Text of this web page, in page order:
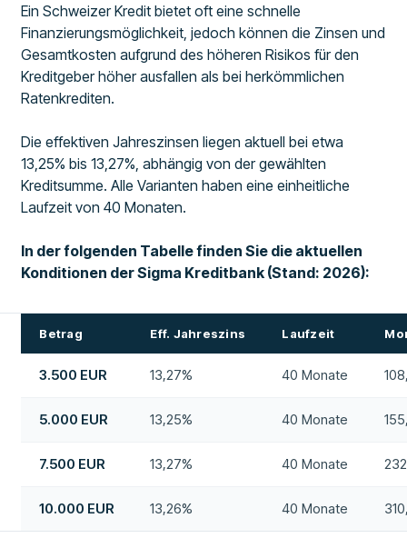
Ein Schweizer Kredit bietet oft eine schnelle
Finanzierungsmöglichkeit, jedoch können die Zinsen und
Gesamtkosten aufgrund des höheren Risikos für den
Kreditgeber höher ausfallen als bei herkömmlichen
Ratenkrediten.
Die effektiven Jahreszinsen liegen aktuell bei etwa
13,25% bis 13,27%, abhängig von der gewählten
Kreditsumme. Alle Varianten haben eine einheitliche
Laufzeit von 40 Monaten.
In der folgenden Tabelle finden Sie die aktuellen
Konditionen der Sigma Kreditbank (Stand: 2026):
Betrag Eff. Jahreszins Laufzeit
3.500 EUR 13,27% 40 Monate
5.000 EUR 13,25% 40 Monate
7.500 EUR 13,27% 40 Monate
10.000 EUR 13,26% 40 Monate